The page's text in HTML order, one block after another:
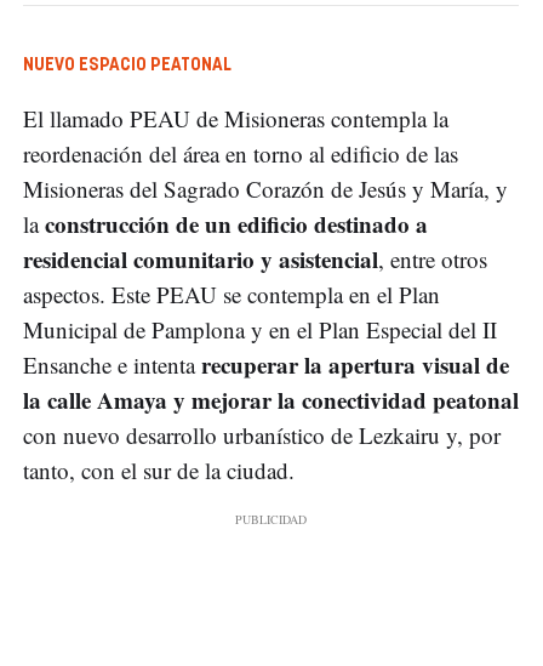
NUEVO ESPACIO PEATONAL
El llamado PEAU de Misioneras contempla la
reordenación del área en torno al edificio de las
Misioneras del Sagrado Corazón de Jesús y María, y
laconstrucción de un edificio destinado a
residencial comunitario y asistencial, entre otros
aspectos. Este PEAU se contempla en el Plan
Municipal de Pamplona y en el Plan Especial del II
Ensanche e intentarecuperar la apertura visual de
la calle Amaya y mejorar la conectividad peatonal
con nuevo desarrollo urbanístico de Lezkairu y, por
tanto, con el sur de la ciudad.